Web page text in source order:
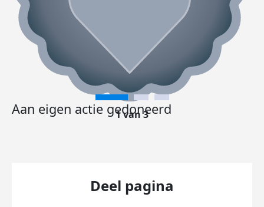
Aan eigen actie gedoneerd
1 van 3
Deel pagina